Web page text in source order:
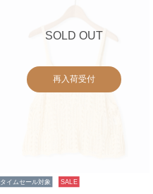
SOLD OUT
再入荷受付
タイムセール対象 SALE